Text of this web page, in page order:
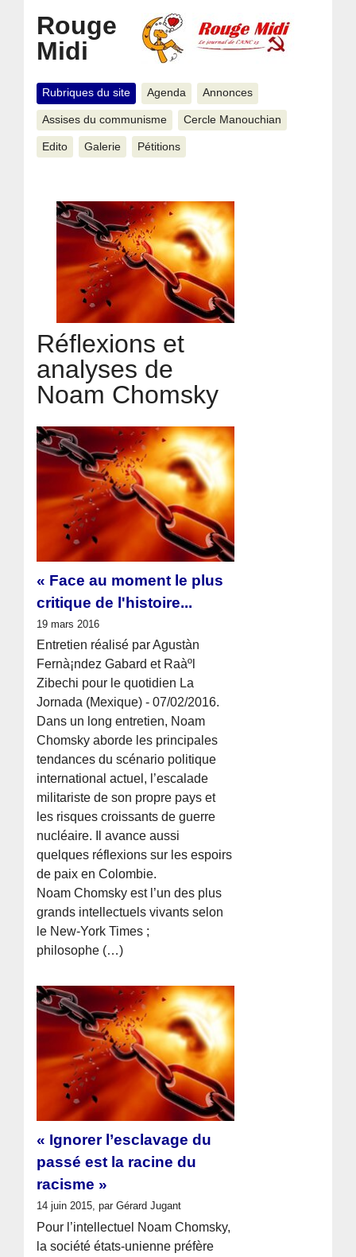
Rouge
Midi
Rubriques du site Agenda Annonces
Assises du communisme Cercle Manouchian
Edito Galerie Pétitions
Réflexions et
analyses de
Noam Chomsky
« Face au moment le plus
critique de l'histoire...
19 mars 2016
Entretien réalisé par Agustà­n
Fernà¡ndez Gabard et Raàºl
Zibechi pour le quotidien La
Jornada (Mexique) - 07/02/2016.
Dans un long entretien, Noam
Chomsky aborde les principales
tendances du scénario politique
international actuel, l’escalade
militariste de son propre pays et
les risques croissants de guerre
nucléaire. Il avance aussi
quelques réflexions sur les espoirs
de paix en Colombie.
Noam Chomsky est l’un des plus
grands intellectuels vivants selon
le New-York Times ;
philosophe (…)
« Ignorer l’esclavage du
passé est la racine du
racisme »
14 juin 2015, par Gérard Jugant
Pour l’intellectuel Noam Chomsky,
la société états-unienne préfère